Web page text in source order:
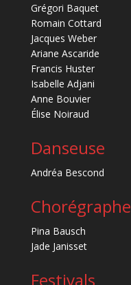
Grégori Baquet
Romain Cottard
Jacques Weber
Ariane Ascaride
Francis Huster
Isabelle Adjani
Anne Bouvier
Élise Noiraud
Danseuse
Andréa Bescond
Chorégraphe
Pina Bausch
Jade Janisset
Festivals